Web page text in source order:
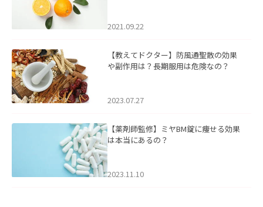
2021.09.22
【教えてドクター】防風通聖散の効果
や副作用は？長期服用は危険なの？
2023.07.27
【薬剤師監修】ミヤBM錠に痩せる効果
は本当にあるの？
2023.11.10